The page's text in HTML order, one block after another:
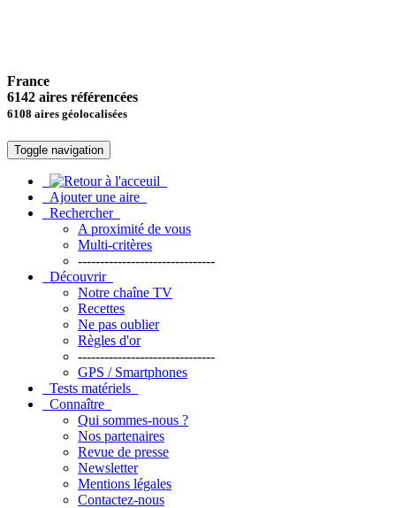
France
6142 aires référencées
6108 aires géolocalisées
Toggle navigation
Ajouter une aire
Rechercher
A proximité de vous
Multi-critères
-------------------------------
Découvrir
Notre chaîne TV
Recettes
Ne pas oublier
Règles d'or
-------------------------------
GPS / Smartphones
Tests matériels
Connaître
Qui sommes-nous ?
Nos partenaires
Revue de presse
Newsletter
Mentions légales
Contactez-nous